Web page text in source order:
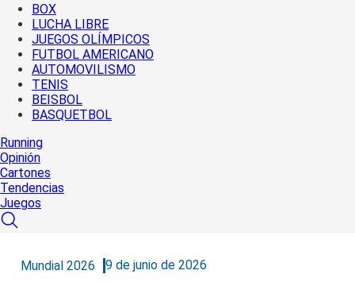
BOX
LUCHA LIBRE
JUEGOS OLÍMPICOS
FUTBOL AMERICANO
AUTOMOVILISMO
TENIS
BEISBOL
BASQUETBOL
Running
Opinión
Cartones
Tendencias
Juegos
Mundial 2026 9 de junio de 2026